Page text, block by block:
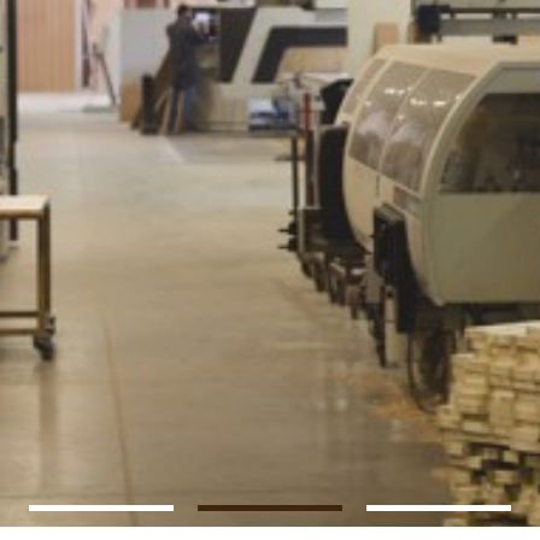
Residenza In Kiev